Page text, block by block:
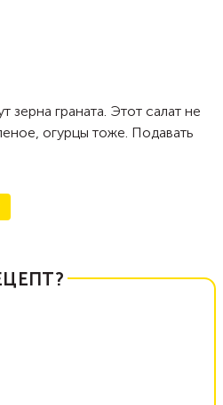
граната. Этот салат не
огурцы тоже. Подавать